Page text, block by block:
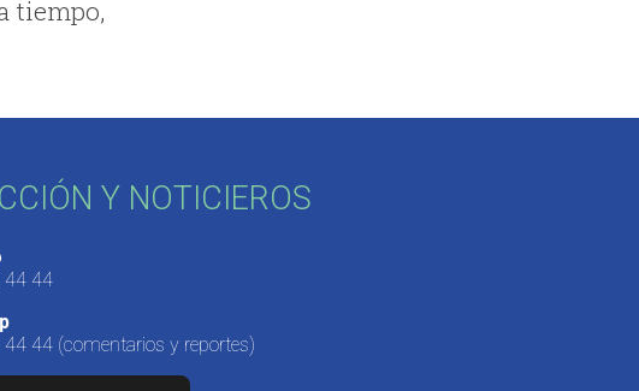
tiempo,
Y NOTICIEROS
44 44
44 44 (comentarios y reportes)